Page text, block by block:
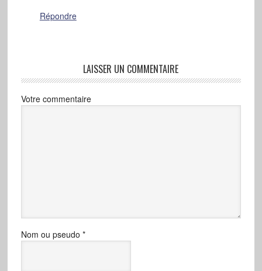
Répondre
LAISSER UN COMMENTAIRE
Votre commentaire
Nom ou pseudo *